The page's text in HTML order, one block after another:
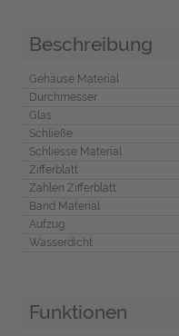
Beschreibung
Gehäuse Material
Durchmesser
Glas
Schließe
Schliesse Material
Zifferblatt
Zahlen Zifferblatt
Band Material
Aufzug
Wasserdicht
Funktionen